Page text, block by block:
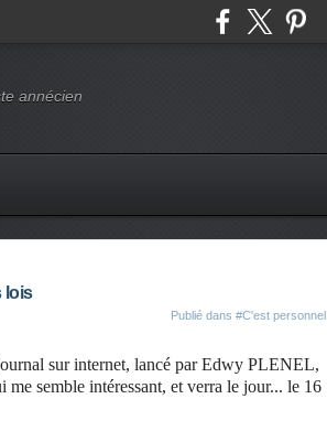
annécien
lois
Publié dans #C'est personnel
sur internet, lancé par Edwy PLENEL,
semble intéressant, et verra le jour... le 16